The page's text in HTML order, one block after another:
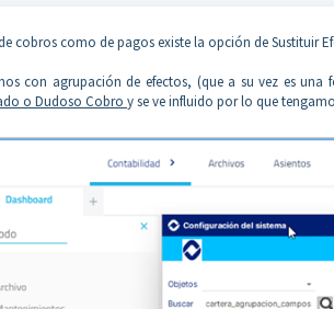
cobros como de pagos existe la opción de Sustituir
con agrupación de efectos, (que a su vez es una
o Dudoso Cobro y se ve influido por lo que